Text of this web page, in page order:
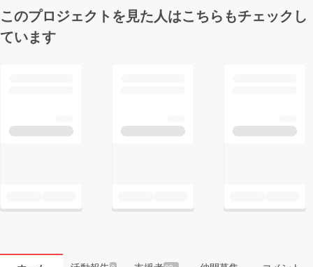
このプロジェクトを見た人はこちらもチェックし
ています